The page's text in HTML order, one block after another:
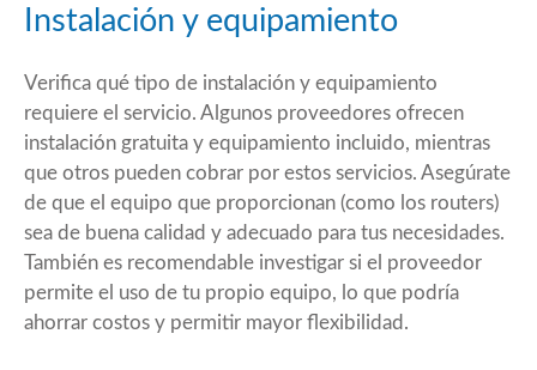
Instalación y equipamiento
Verifica qué tipo de instalación y equipamiento
requiere el servicio. Algunos proveedores ofrecen
instalación gratuita y equipamiento incluido, mientras
que otros pueden cobrar por estos servicios. Asegúrate
de que el equipo que proporcionan (como los routers)
sea de buena calidad y adecuado para tus necesidades.
También es recomendable investigar si el proveedor
permite el uso de tu propio equipo, lo que podría
ahorrar costos y permitir mayor flexibilidad.